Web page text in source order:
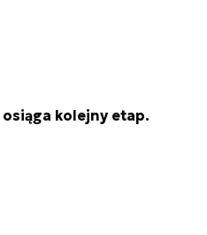
kolejny etap.